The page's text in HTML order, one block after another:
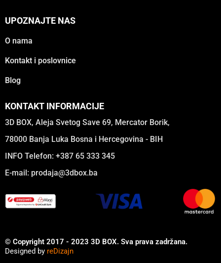
UPOZNAJTE NAS
O nama
Kontakt i poslovnice
Blog
KONTAKT INFORMACIJE
3D BOX, Aleja Svetog Save 69, Mercator Borik,
78000 Banja Luka Bosna i Hercegovina - BIH
INFO Telefon: +387 65 333 345
E-mail: prodaja@3dbox.ba
© Copyright 2017 - 2023 3D BOX. Sva prava zadržana.
Designed by reDizajn